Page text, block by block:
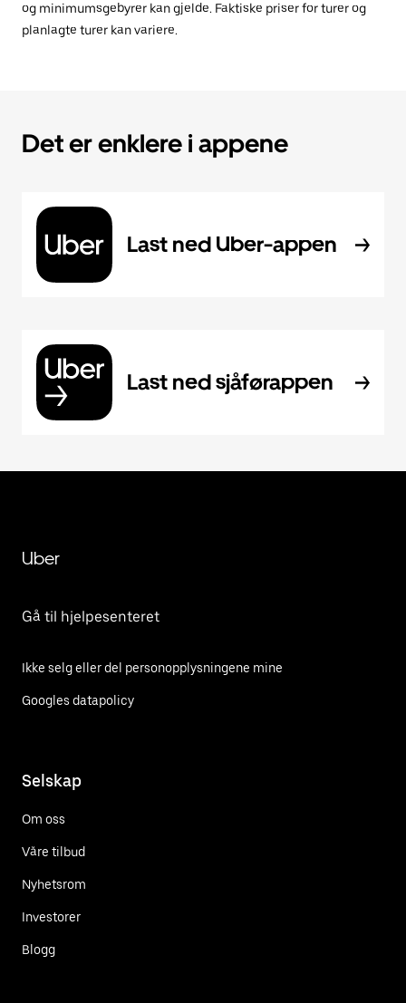
og minimumsgebyrer kan gjelde. Faktiske priser for turer og
planlagte turer kan variere.
Det er enklere i appene
Last ned Uber-appen
Last ned sjåførappen
Uber
Gå til hjelpesenteret
Ikke selg eller del personopplysningene mine
Googles datapolicy
Selskap
Om oss
Våre tilbud
Nyhetsrom
Investorer
Blogg